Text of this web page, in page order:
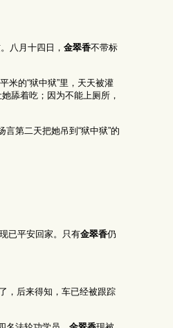
八月十四日， 金翠香不带标
米的“狱中狱”里，天天被灌
舔着吃；因为不能上厕所，
第二天把她吊到“狱中狱”的
已平安回家。只有金翠香仍
，后来得知，车已经被跟踪